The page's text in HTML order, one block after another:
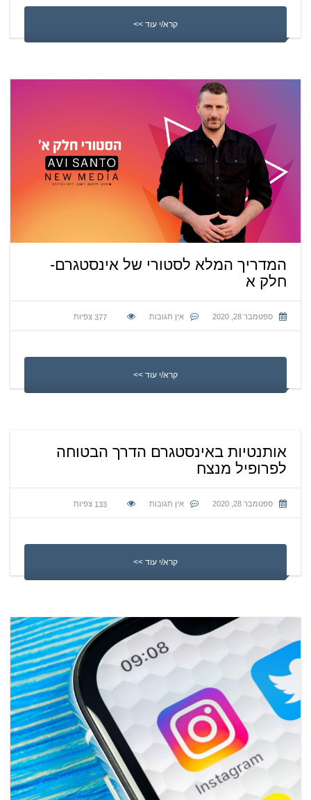
קרא/י עוד >>
המדריך המלא לסטורי של אינסטגרם-
חלק א
ספטמבר 28, 2020 אין תגובות 377 צפיות
קרא/י עוד >>
אותנטיות באינסטגרם הדרך הבטוחה
לפרופיל מנצח
ספטמבר 28, 2020 אין תגובות 133 צפיות
קרא/י עוד >>